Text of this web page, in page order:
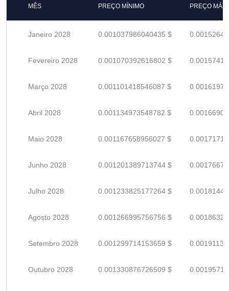
MÊS PREÇO MÍNIMO PREÇO
Janeiro 2028 0.001037986040435 $
Fevereiro 2028 0.001070392616802 $
Março 2028 0.001101418546087 $
Abril 2028 0.001134973548782 $
Maio 2028 0.001167658956027 $
Junho 2028 0.001201389713744 $
Julho 2028 0.001233825177264 $
Agosto 2028 0.001266995756756 $
Setembro 2028 0.001299714153659 $
Outubro 2028 0.001330876726509 $